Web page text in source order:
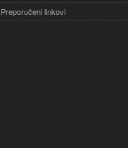
Preporučeni linkovi